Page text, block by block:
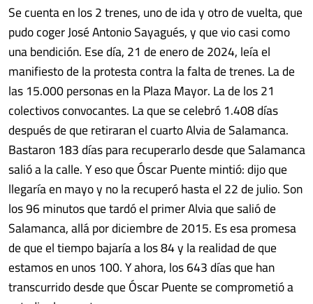
Se cuenta en los 2 trenes, uno de ida y otro de vuelta, que
pudo coger José Antonio Sayagués, y que vio casi como
una bendición. Ese día, 21 de enero de 2024, leía el
manifiesto de la protesta contra la falta de trenes. La de
las 15.000 personas en la Plaza Mayor. La de los 21
colectivos convocantes. La que se celebró 1.408 días
después de que retiraran el cuarto Alvia de Salamanca.
Bastaron 183 días para recuperarlo desde que Salamanca
salió a la calle. Y eso que Óscar Puente mintió: dijo que
llegaría en mayo y no la recuperó hasta el 22 de julio. Son
los 96 minutos que tardó el primer Alvia que salió de
Salamanca, allá por diciembre de 2015. Es esa promesa
de que el tiempo bajaría a los 84 y la realidad de que
estamos en unos 100. Y ahora, los 643 días que han
transcurrido desde que Óscar Puente se comprometió a